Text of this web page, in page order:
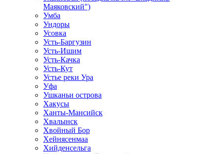
Маяковский")
Умба
Ундоры
Усовка
Усть-Баргузин
Усть-Ишим
Усть-Качка
Усть-Кут
Устье реки Ура
Уфа
Ушканьи острова
Хакусы
Ханты-Мансийск
Хвалынск
Хвойный Бор
Хейнясенмаа
Хийденсельга